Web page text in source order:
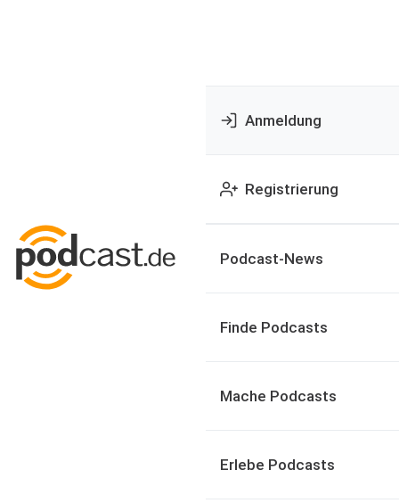
Anmeldung
Registrierung
Podcast-News
Finde Podcasts
Mache Podcasts
Erlebe Podcasts